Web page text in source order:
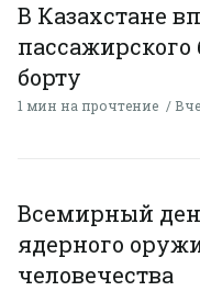
В Казахстане
борту
1 мин на прочтение
Всемирный
ядерного
человечества